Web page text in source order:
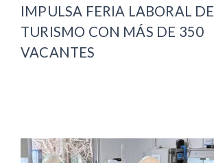
IMPULSA FERIA LABORAL DE
TURISMO CON MÁS DE 350
VACANTES